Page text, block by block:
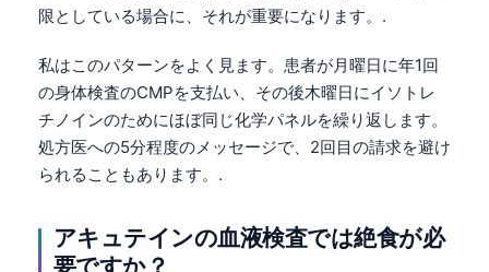
限としている場合に、それが重要になります。.
私はこのパターンをよく見ます。患者が月曜日に年1回
の身体検査のCMPを支払い、その後木曜日にイソトレ
チノインのためにほぼ同じ化学パネルを繰り返します。
処方医への5分程度のメッセージで、2回目の請求を避け
られることもあります。.
アキュテインの血液検査では絶食が必
要ですか？
Español
Português
Türkçe
Română
简体中文
Български